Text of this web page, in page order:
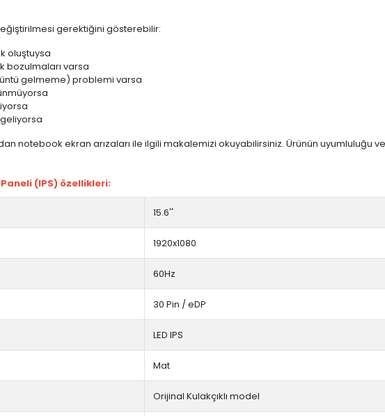
gerektiğini gösterebilir:
oluştuysa
bozulmaları varsa
gelmeme) problemi varsa
notebook ekran arızaları ile ilgili makalemizi okuyabilirsiniz. Ürünün
Paneli (IPS) özellikleri:
15.6''
1920x1080
60Hz
30 Pin / eDP
LED IPS
Mat
Orijinal Kulakçıklı model